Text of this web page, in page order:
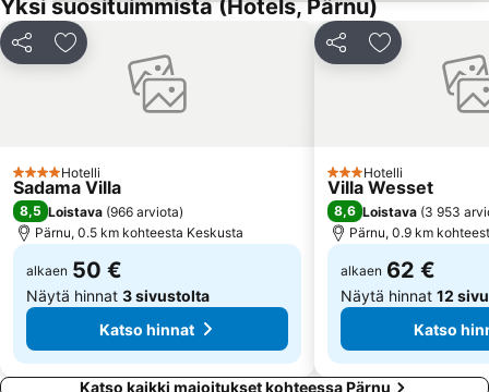
Yksi suosituimmista (Hotels, Pärnu)
Jaa Lisää suosikkeihin
4 Tähtiluokitus
Hotelli
Sadama Villa
8,5 Loistava (966 arviota)
Pärnu, 0.5 km kohteesta Keskusta
alkaen 50 €
Näytä hinnat 3 sivustolta
Katso hinnat
Jaa Lisää
3 Tähtiluokitus
Hotelli
Villa Wesset
8,6 Loistava (3 953
Pärnu, 0.9 km
alkaen 62 €
Näytä hinnat 12
Katso
Katso kaikki majoitukset kohteessa Pärnu